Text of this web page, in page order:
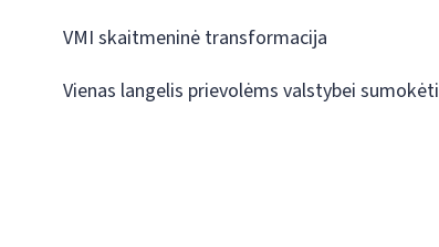
VMI skaitmeninė transformacija
Vienas langelis prievolėms valstybei sumokėti